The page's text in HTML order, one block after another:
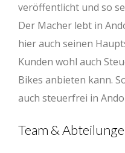
veröffentlicht und so
Der Macher lebt in
hier auch seinen
Kunden wohl auch
Bikes anbieten kann.
auch steuerfrei in
Team &